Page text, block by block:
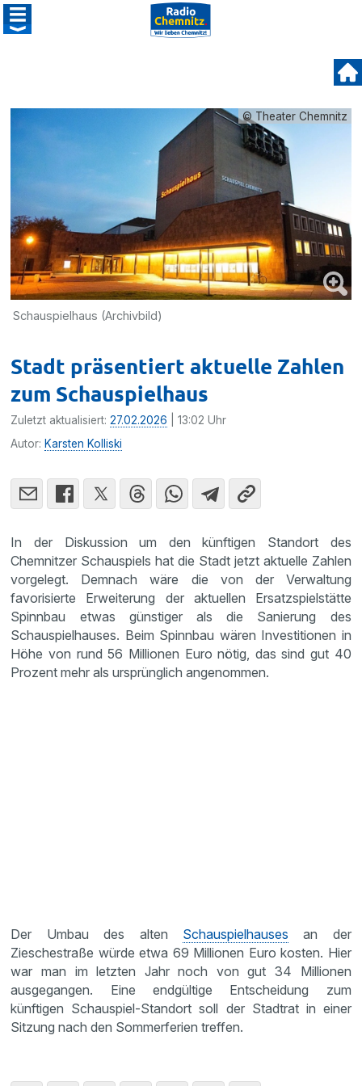
© Theater Chemnitz
Schauspielhaus (Archivbild)
Stadt präsentiert aktuelle Zahlen
zum Schauspielhaus
Zuletzt aktualisiert:27.02.2026 | 13:02 Uhr
Autor: Karsten Kolliski
In der Diskussion um den künftigen Standort des
Chemnitzer Schauspiels hat die Stadt jetzt aktuelle Zahlen
vorgelegt. Demnach wäre die von der Verwaltung
favorisierte Erweiterung der aktuellen Ersatzspielstätte
Spinnbau etwas günstiger als die Sanierung des
Schauspielhauses. Beim Spinnbau wären Investitionen in
Höhe von rund 56 Millionen Euro nötig, das sind gut 40
Prozent mehr als ursprünglich angenommen.
Der Umbau des alten Schauspielhauses an der
Zieschestraße würde etwa 69 Millionen Euro kosten. Hier
war man im letzten Jahr noch von gut 34 Millionen
ausgegangen. Eine endgültige Entscheidung zum
künftigen Schauspiel-Standort soll der Stadtrat in einer
Sitzung nach den Sommerferien treffen.